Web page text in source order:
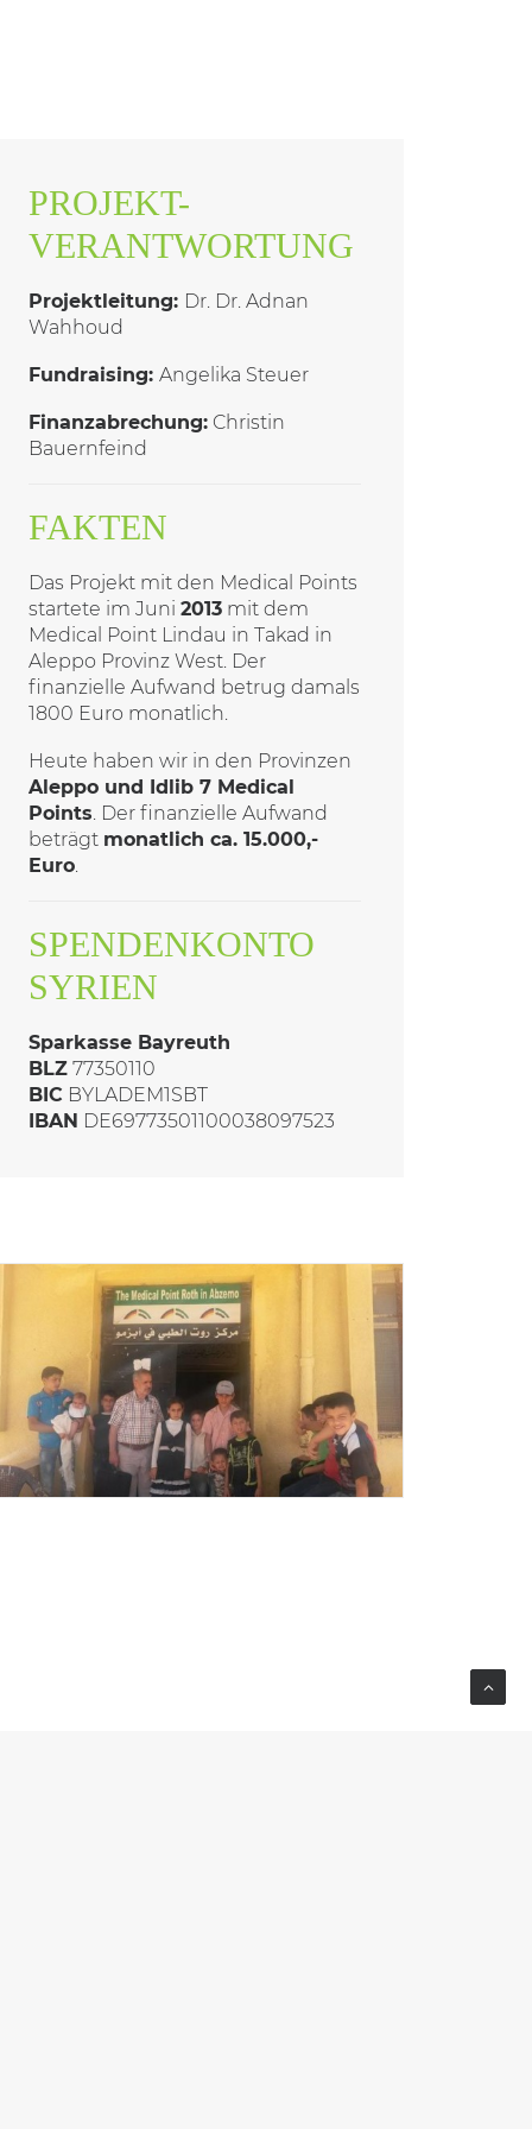
PROJEKT-
VERANTWORTUNG
Projektleitung: Dr. Dr. Adnan
Wahhoud
Fundraising: Angelika Steuer
Finanzabrechung: Christin
Bauernfeind
FAKTEN
Das Projekt mit den Medical Points
startete im Juni 2013 mit dem
Medical Point Lindau in Takad in
Aleppo Provinz West. Der
finanzielle Aufwand betrug damals
1800 Euro monatlich.
Heute haben wir in den Provinzen
Aleppo und Idlib 7 Medical
Points. Der finanzielle Aufwand
beträgt monatlich ca. 15.000,-
Euro.
SPENDENKONTO
SYRIEN
Sparkasse Bayreuth
BLZ 77350110
BIC BYLADEM1SBT
IBAN DE69773501100038097523